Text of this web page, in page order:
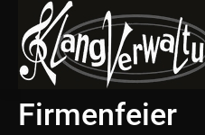
Firmenfeier